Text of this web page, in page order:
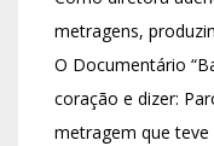
metragens,
O Documentário
coração e dizer:
metragem que teve